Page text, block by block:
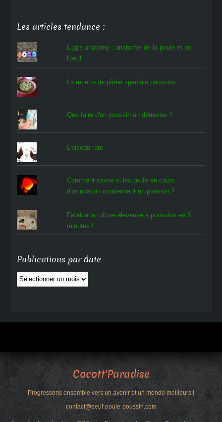
Les articles tendance :
Egg's anatomy : anatomie de la poule et de
l'oeuf
La recette de pâtée spéciale poussins
Que faire d'un poussin en détresse ?
L'oiseau rare
Comment savoir si les œufs en cours
d'incubation contiennent un poussin ?
Fabrication d'une éleveuse à poussins en 5
minutes !
Publications par date
Publications
par
Cocott'Paradise
Progressons ensemble vers un avenir et un monde meilleurs !
---
contact@oeuf-poule-poussin.com